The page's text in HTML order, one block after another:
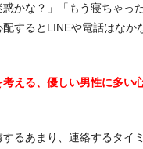
惑かな？」「もう寝ちゃっ
配するとLINEや電話はなか
える、優しい男性に多い
るあまり、連絡するタイ